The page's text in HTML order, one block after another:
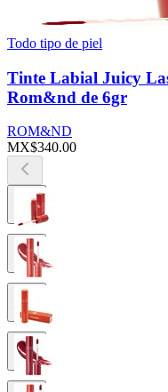
Todo tipo de piel
Tinte Labial Juicy
Rom&nd de 6gr
ROM&ND
MX$340.00